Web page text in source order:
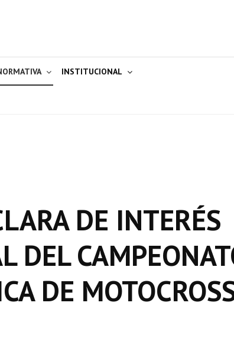
INSTITUCIONAL
DE INTERÉS
DEL
DE